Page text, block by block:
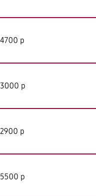
4700 р
3000 р
2900 р
5500 р